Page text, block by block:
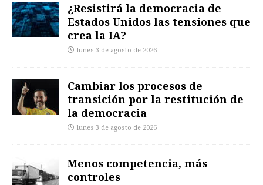
¿Resistirá la democracia de
Estados Unidos las tensiones que
crea la IA?
lunes 3 de agosto de 2026
Cambiar los procesos de
transición por la restitución de
la democracia
lunes 3 de agosto de 2026
Menos competencia, más
controles